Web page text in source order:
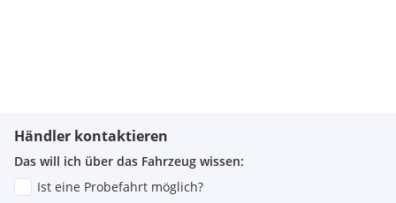
Händler kontaktieren
Das will ich über das Fahrzeug wissen:
Ist eine Probefahrt möglich?